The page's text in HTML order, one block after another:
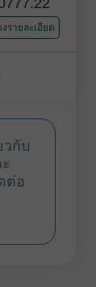
รายละเอียด
กับ
ต่อ